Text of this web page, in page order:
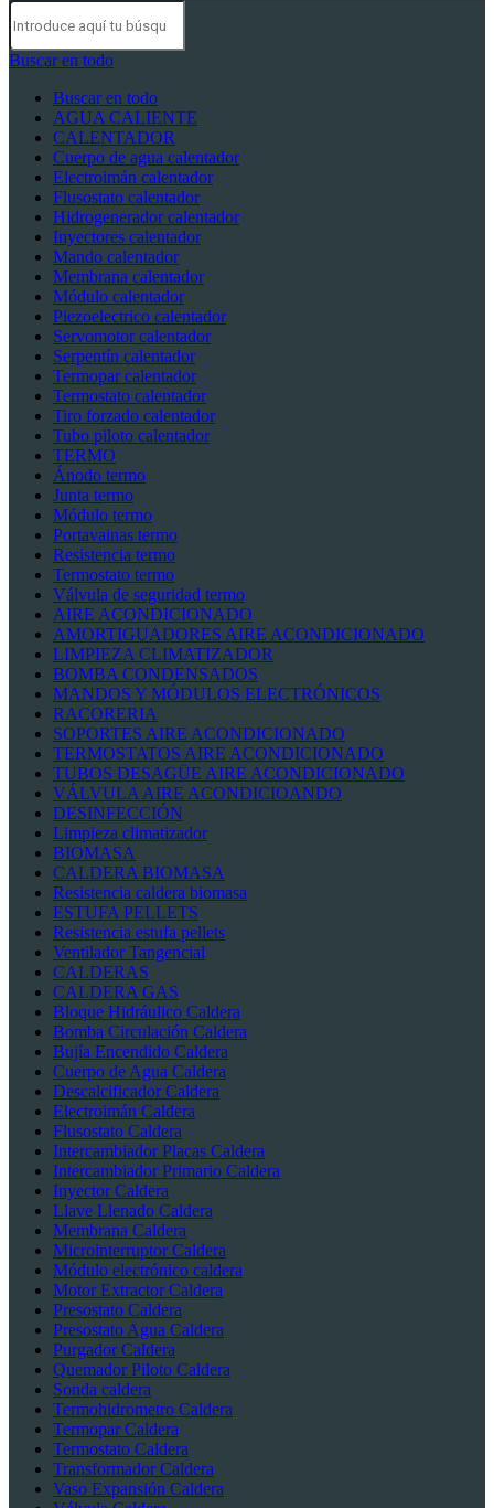
Buscar en todo
Buscar en todo
AGUA CALIENTE
CALENTADOR
Cuerpo de agua calentador
Electroimán calentador
Flusostato calentador
Hidrogenerador calentador
Inyectores calentador
Mando calentador
Membrana calentador
Módulo calentador
Piezoelectrico calentador
Servomotor calentador
Serpentín calentador
Termopar calentador
Termostato calentador
Tiro forzado calentador
Tubo piloto calentador
TERMO
Ánodo termo
Junta termo
Módulo termo
Portavainas termo
Resistencia termo
Termostato termo
Válvula de seguridad termo
AIRE ACONDICIONADO
AMORTIGUADORES AIRE ACONDICIONADO
LIMPIEZA CLIMATIZADOR
BOMBA CONDENSADOS
MANDOS Y MÓDULOS ELECTRÓNICOS
RACORERIA
SOPORTES AIRE ACONDICIONADO
TERMOSTATOS AIRE ACONDICIONADO
TUBOS DESAGÜE AIRE ACONDICIONADO
VÁLVULA AIRE ACONDICIOANDO
DESINFECCIÓN
Limpieza climatizador
BIOMASA
CALDERA BIOMASA
Resistencia caldera biomasa
ESTUFA PELLETS
Resistencia estufa pellets
Ventilador Tangencial
CALDERAS
CALDERA GAS
Bloque Hidráulico Caldera
Bomba Circulación Caldera
Bujía Encendido Caldera
Cuerpo de Agua Caldera
Descalcificador Caldera
Electroimán Caldera
Flusostato Caldera
Intercambiador Placas Caldera
Intercambiador Primario Caldera
Inyector Caldera
Llave Llenado Caldera
Membrana Caldera
Microinterruptor Caldera
Módulo electrónico caldera
Motor Extractor Caldera
Presostato Caldera
Presostato Agua Caldera
Purgador Caldera
Quemador Piloto Caldera
Sonda caldera
Termohidrometro Caldera
Termopar Caldera
Termostato Caldera
Transformador Caldera
Vaso Expansión Caldera